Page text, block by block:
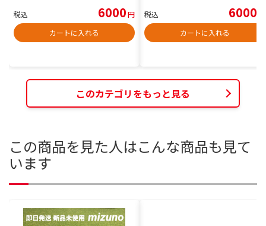
税込 6000円
カートに入れる
税込 6000
カートに入れる
このカテゴリをもっと見る
この商品を見た人はこんな商品も見て
います